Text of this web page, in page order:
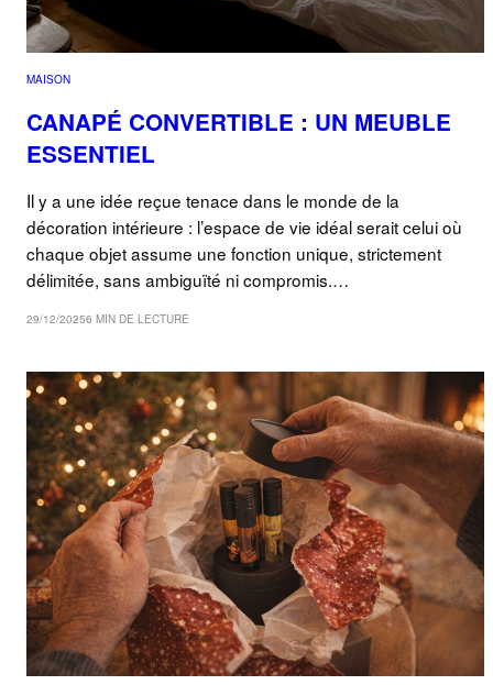
MAISON
CANAPÉ CONVERTIBLE : UN MEUBLE
ESSENTIEL
Il y a une idée reçue tenace dans le monde de la
décoration intérieure : l’espace de vie idéal serait celui où
chaque objet assume une fonction unique, strictement
délimitée, sans ambiguïté ni compromis.…
29/12/20256 MIN DE LECTURE